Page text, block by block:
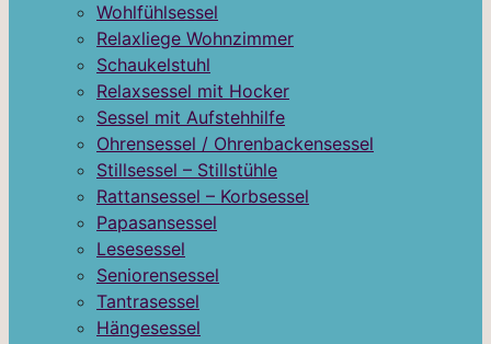
Wohlfühlsessel
Relaxliege Wohnzimmer
Schaukelstuhl
Relaxsessel mit Hocker
Sessel mit Aufstehhilfe
Ohrensessel / Ohrenbackensessel
Stillsessel – Stillstühle
Rattansessel – Korbsessel
Papasansessel
Lesesessel
Seniorensessel
Tantrasessel
Hängesessel